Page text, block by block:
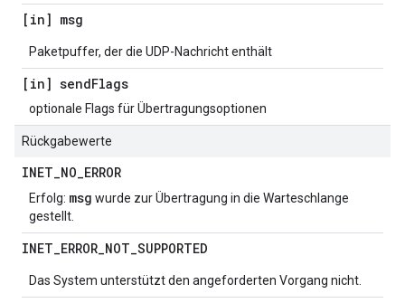
[in] msg
Paketpuffer, der die UDP-Nachricht enthält
[in] sendFlags
optionale Flags für Übertragungsoptionen
Rückgabewerte
INET_NO_ERROR
Erfolg: msg wurde zur Übertragung in die Warteschlange
gestellt.
INET_ERROR_NOT_SUPPORTED
Das System unterstützt den angeforderten Vorgang nicht.